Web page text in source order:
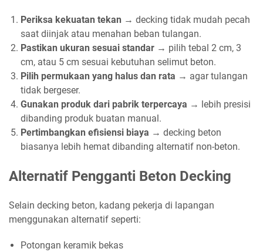
Periksa kekuatan tekan → decking tidak mudah pecah
saat diinjak atau menahan beban tulangan.
Pastikan ukuran sesuai standar → pilih tebal 2 cm, 3
cm, atau 5 cm sesuai kebutuhan selimut beton.
Pilih permukaan yang halus dan rata → agar tulangan
tidak bergeser.
Gunakan produk dari pabrik terpercaya → lebih presisi
dibanding produk buatan manual.
Pertimbangkan efisiensi biaya → decking beton
biasanya lebih hemat dibanding alternatif non-beton.
Alternatif Pengganti Beton Decking
Selain decking beton, kadang pekerja di lapangan
menggunakan alternatif seperti:
Potongan keramik bekas